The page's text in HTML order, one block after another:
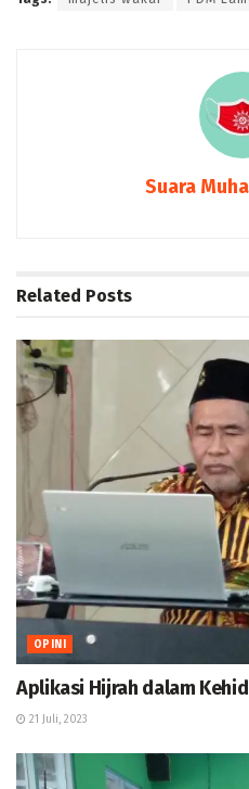
Suara
Related Posts
OPINI
Aplikasi Hijrah dalam
21 Juli, 2023